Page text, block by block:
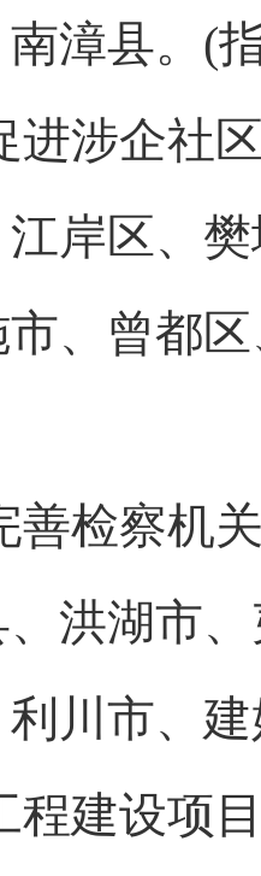
漳县。(
涉企社区
岸区、
、曾都
检察机关
、洪湖市
川市、
建设项目